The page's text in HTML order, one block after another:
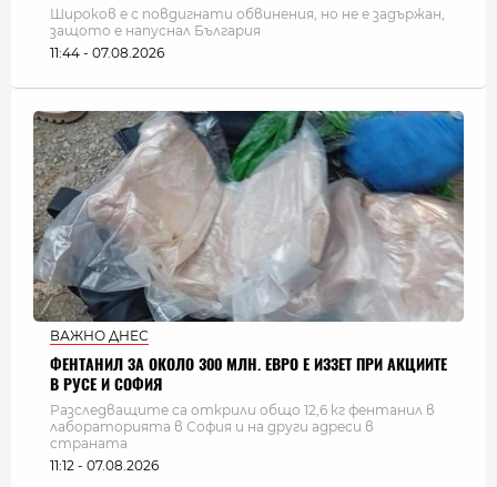
Широков е с повдигнати обвинения, но не е задържан,
защото е напуснал България
11:44 - 07.08.2026
ВАЖНО ДНЕС
ФЕНТАНИЛ ЗА ОКОЛО 300 МЛН. ЕВРО Е ИЗЗЕТ ПРИ АКЦИИТЕ
В РУСЕ И СОФИЯ
Разследващите са открили общо 12,6 кг фентанил в
лабораторията в София и на други адреси в
страната
11:12 - 07.08.2026